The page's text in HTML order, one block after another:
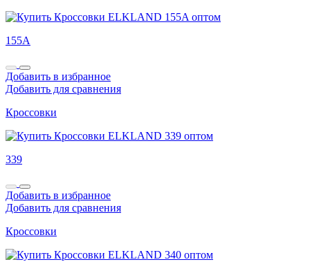
155A
Добавить в избранное
Добавить для сравнения
Кроссовки
339
Добавить в избранное
Добавить для сравнения
Кроссовки